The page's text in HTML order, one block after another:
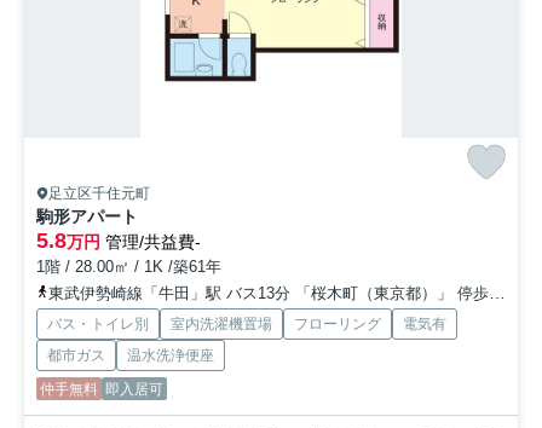
足立区千住元町
駒形アパート
5.8万円 管理/共益費-
1階 / 28.00㎡ / 1K /築61年
東武伊勢崎線「牛田」駅 バス13分 「桜木町（東京都）」 停歩3分
バス・トイレ別 室内洗濯機置場 フローリング
電気有
都市ガス
温水洗浄便座
仲手無料 即入居可